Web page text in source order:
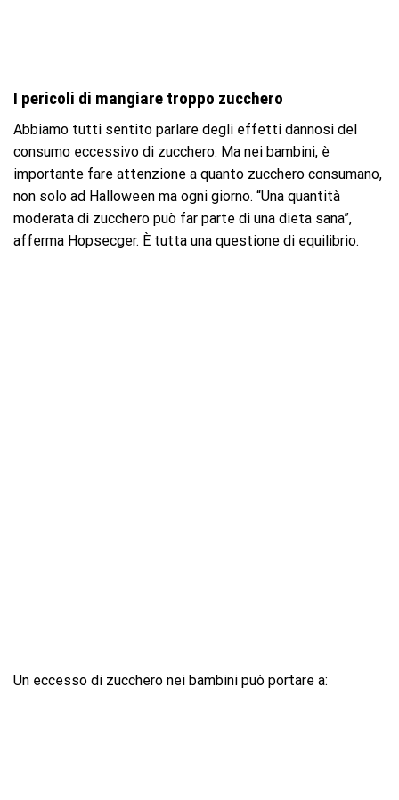
I pericoli di mangiare troppo zucchero
Abbiamo tutti sentito parlare degli effetti dannosi del
consumo eccessivo di zucchero. Ma nei bambini, è
importante fare attenzione a quanto zucchero consumano,
non solo ad Halloween ma ogni giorno. “Una quantità
moderata di zucchero può far parte di una dieta sana”,
afferma Hopsecger. È tutta una questione di equilibrio.
Un eccesso di zucchero nei bambini può portare a: